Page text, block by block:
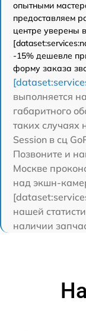
опытными
предоставляем
центре уверены
-15% дешевле
форму заказа
выполняется
габаритного
таких случаях
Session в сц
Позвоните и
Москве
над экшн-
нашей
наличии